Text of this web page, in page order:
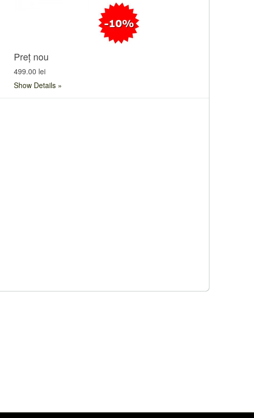
Preț nou
499.00 lei
Show Details